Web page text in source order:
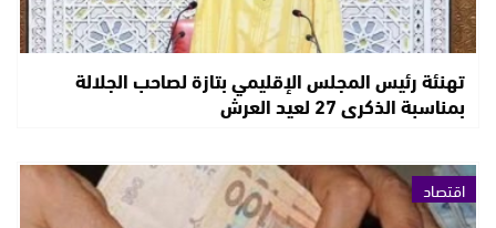
تهنئة رئيس المجلس الإقليمي بتازة لصاحب الجلالة
بمناسبة الذكرى 27 لعيد العرش
اقتصاد